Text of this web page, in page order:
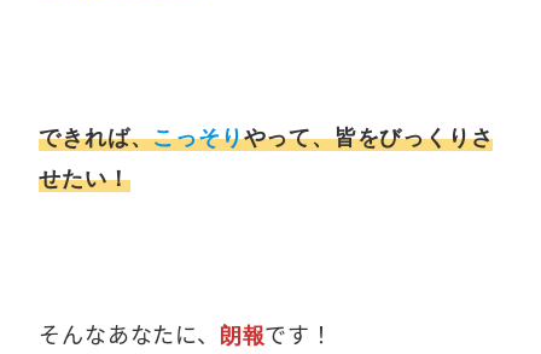
できれば、こっそりやって、皆をびっくりさ
せたい！
そんなあなたに、 朗報です！